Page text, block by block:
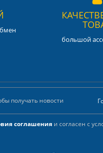
большой
соглашенияи согласен с